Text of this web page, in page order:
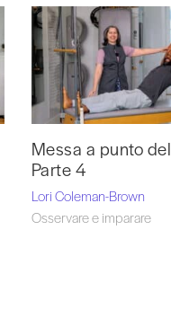
Messa a punto
Parte 4
Lori Coleman-Brown
Osservare e imparare